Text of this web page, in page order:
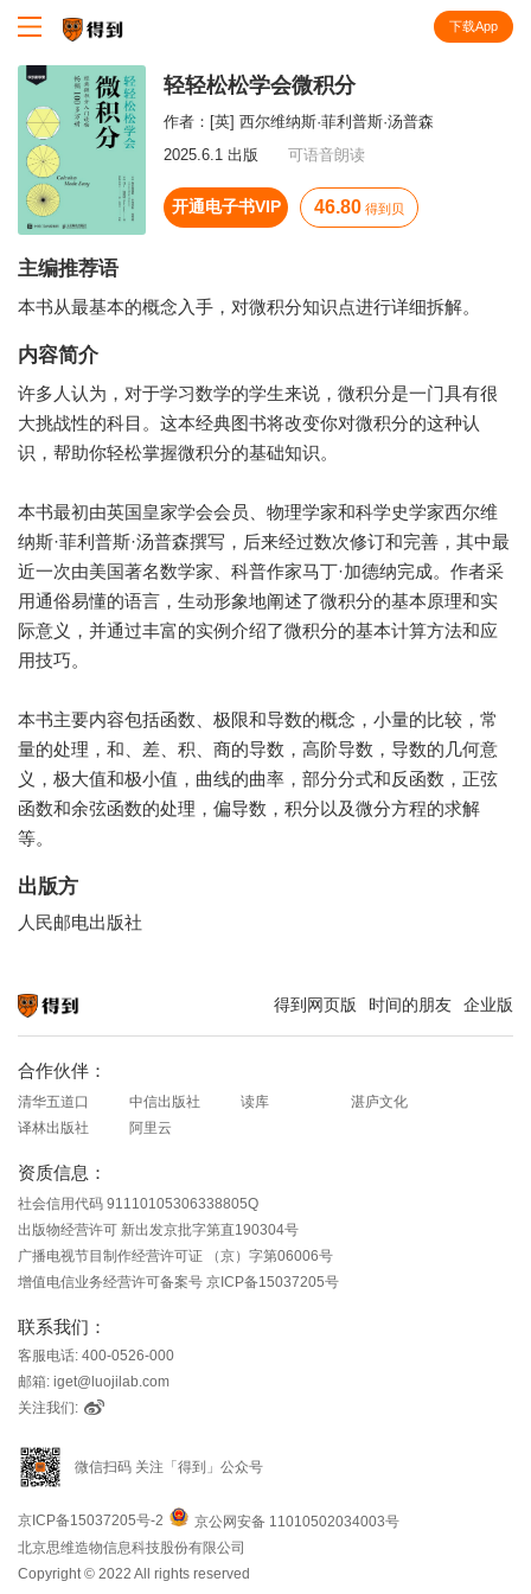
下载App
轻轻松松学会微积分
作者： [英] 西尔维纳斯·菲利普斯·汤普森
2025.6.1 出版
可语音朗读
开通电子书VIP 46.80 得到贝
主编推荐语
本书从最基本的概念入手，对微积分知识点进行详细拆解。
内容简介
许多人认为，对于学习数学的学生来说，微积分是一门具有很
大挑战性的科目。这本经典图书将改变你对微积分的这种认
识，帮助你轻松掌握微积分的基础知识。
本书最初由英国皇家学会会员、物理学家和科学史学家西尔维
纳斯·菲利普斯·汤普森撰写，后来经过数次修订和完善，其中最
近一次由美国著名数学家、科普作家马丁·加德纳完成。作者采
用通俗易懂的语言，生动形象地阐述了微积分的基本原理和实
际意义，并通过丰富的实例介绍了微积分的基本计算方法和应
用技巧。
本书主要内容包括函数、极限和导数的概念，小量的比较，常
量的处理，和、差、积、商的导数，高阶导数，导数的几何意
义，极大值和极小值，曲线的曲率，部分分式和反函数，正弦
函数和余弦函数的处理，偏导数，积分以及微分方程的求解
等。
出版方
人民邮电出版社
得到网页版 时间的朋友 企业版
合作伙伴：
清华五道口 中信出版社 读库
湛庐文化
译林出版社
阿里云
资质信息：
社会信用代码 91110105306338805Q
出版物经营许可 新出发京批字第直190304号
广播电视节目制作经营许可证 （京）字第06006号
增值电信业务经营许可备案号 京ICP备15037205号
联系我们：
客服电话: 400-0526-000
邮箱: iget@luojilab.com
关注我们:
微信扫码 关注「得到」公众号
京ICP备15037205号-2
京公网安备 11010502034003号
北京思维造物信息科技股份有限公司
Copyright © 2022 All rights reserved